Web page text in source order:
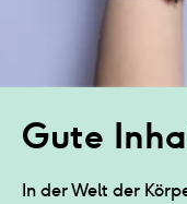
Gute
In der Welt der